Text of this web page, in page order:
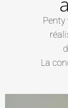
Penty
La